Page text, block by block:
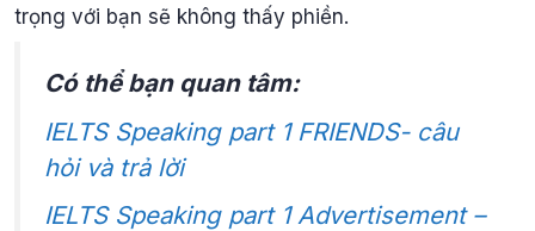
trọng với bạn sẽ không thấy phiền.
Có thể bạn quan tâm:
IELTS Speaking part 1 FRIENDS- câu
hỏi và trả lời
IELTS Speaking part 1 Advertisement –